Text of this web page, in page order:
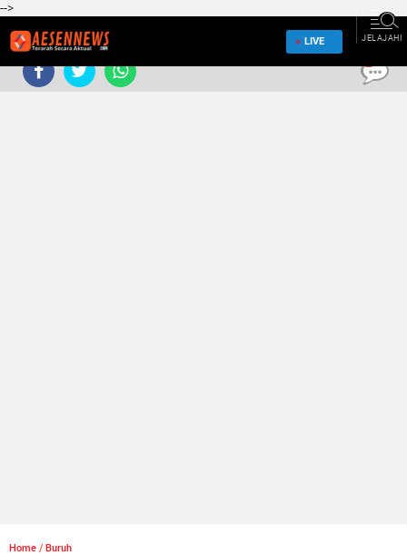
-->
LIVE JELAJAHI
Home / Buruh